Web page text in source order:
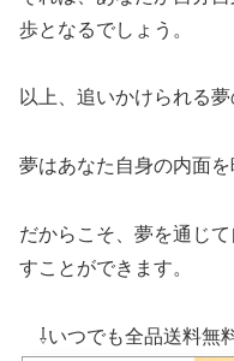
歩となるでしょう。
以上、追いかけられる
夢はあなた自身の内面を
だからこそ、夢を通じ
すことができます。
⇩いつでも全品送料無